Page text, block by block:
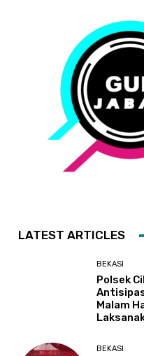
LATEST ARTICLES
BEKASI
Polsek
Malam
BEKASI